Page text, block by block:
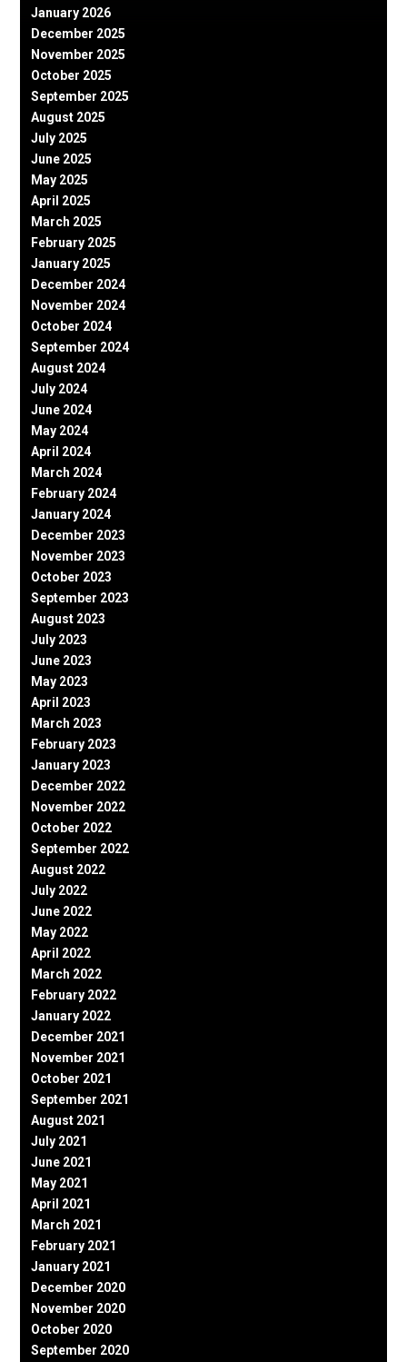
January 2026
December 2025
November 2025
October 2025
September 2025
August 2025
July 2025
June 2025
May 2025
April 2025
March 2025
February 2025
January 2025
December 2024
November 2024
October 2024
September 2024
August 2024
July 2024
June 2024
May 2024
April 2024
March 2024
February 2024
January 2024
December 2023
November 2023
October 2023
September 2023
August 2023
July 2023
June 2023
May 2023
April 2023
March 2023
February 2023
January 2023
December 2022
November 2022
October 2022
September 2022
August 2022
July 2022
June 2022
May 2022
April 2022
March 2022
February 2022
January 2022
December 2021
November 2021
October 2021
September 2021
August 2021
July 2021
June 2021
May 2021
April 2021
March 2021
February 2021
January 2021
December 2020
November 2020
October 2020
September 2020